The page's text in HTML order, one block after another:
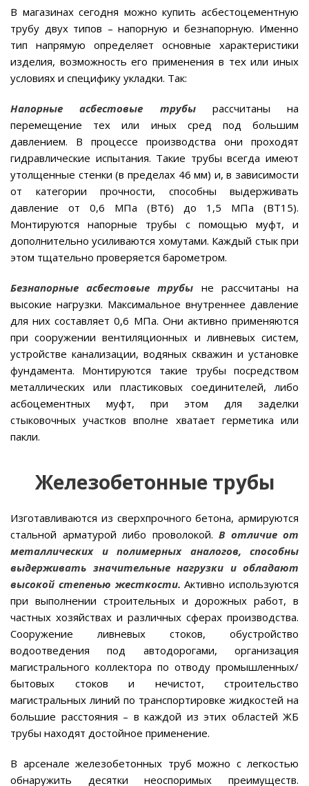
В магазинах сегодня можно купить асбестоцементную
трубу двух типов – напорную и безнапорную. Именно
тип напрямую определяет основные характеристики
изделия, возможность его применения в тех или иных
условиях и специфику укладки. Так:
Напорные асбестовые трубырассчитаны на
перемещение тех или иных сред под большим
давлением. В процессе производства они проходят
гидравлические испытания. Такие трубы всегда имеют
утолщенные стенки (в пределах 46 мм) и, в зависимости
от категории прочности, способны выдерживать
давление от 0,6 МПа (ВТ6) до 1,5 МПа (ВТ15).
Монтируются напорные трубы с помощью муфт, и
дополнительно усиливаются хомутами. Каждый стык при
этом тщательно проверяется барометром.
Безнапорные асбестовые трубы не рассчитаны на
высокие нагрузки. Максимальное внутреннее давление
для них составляет 0,6 МПа. Они активно применяются
при сооружении вентиляционных и ливневых систем,
устройстве канализации, водяных скважин и установке
фундамента. Монтируются такие трубы посредством
металлических или пластиковых соединителей, либо
асбоцементных муфт, при этом для заделки
стыковочных участков вполне хватает герметика или
пакли.
Железобетонные трубы
Изготавливаются из сверхпрочного бетона, армируются
стальной арматурой либо проволокой. В отличие от
металлических и полимерных аналогов, способны
выдерживать значительные нагрузки и обладают
высокой степенью жесткости. Активно используются
при выполнении строительных и дорожных работ, в
частных хозяйствах и различных сферах производства.
Сооружение ливневых стоков, обустройство
водоотведения под автодорогами, организация
магистрального коллектора по отводу промышленных/
бытовых стоков и нечистот, строительство
магистральных линий по транспортировке жидкостей на
большие расстояния – в каждой из этих областей ЖБ
трубы находят достойное применение.
В арсенале железобетонных труб можно с легкостью
обнаружить десятки неоспоримых преимуществ.